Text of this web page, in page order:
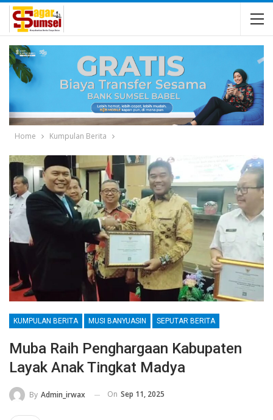
Home Kumpulan Berita
KUMPULAN BERITA MUSI BANYUASIN SEPUTAR BERITA
Muba Raih Penghargaan Kabupaten
Layak Anak Tingkat Madya
By Admin_irwax On Sep 11, 2025